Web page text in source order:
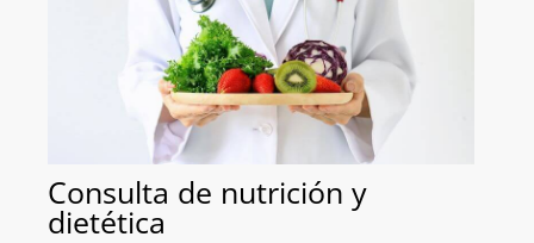
Consulta de nutrición y
dietética